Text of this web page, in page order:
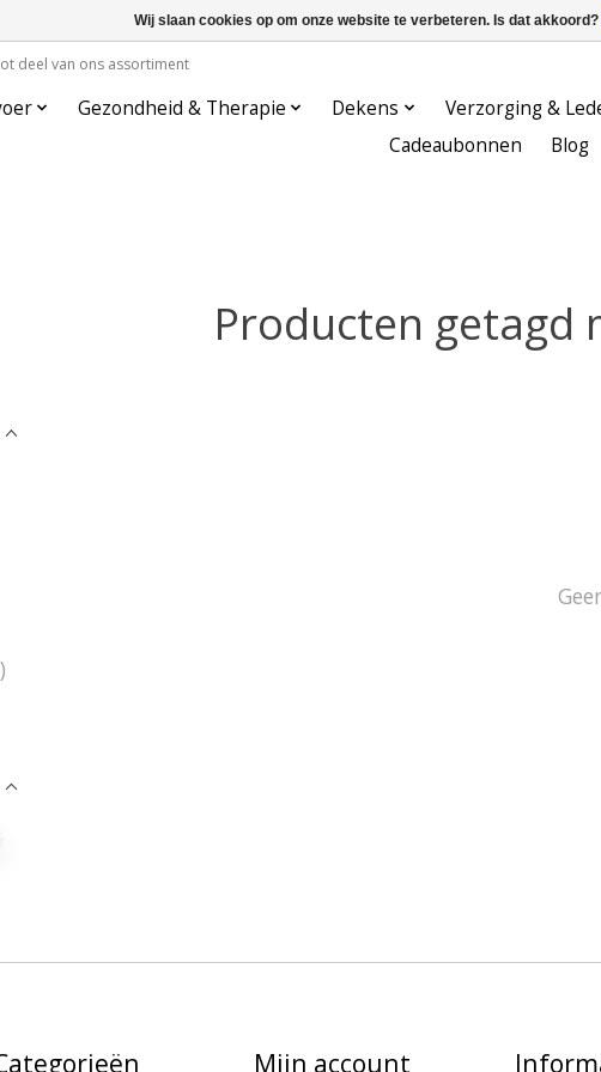
deel van ons assortiment
Gezondheid & Therapie Dekens Verzorging &
Cadeaubonnen
Blog
Producten getagd
Mijn account
Wij slaan cookies op om onze website te verbeteren. Is dat akkoord?